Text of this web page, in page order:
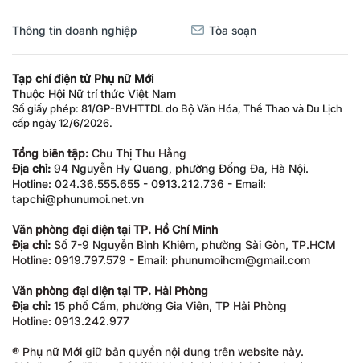
Thông tin doanh nghiệp Tòa soạn
Tạp chí điện tử Phụ nữ Mới
Thuộc Hội Nữ trí thức Việt Nam
Số giấy phép: 81/GP-BVHTTDL do Bộ Văn Hóa, Thể Thao và Du Lịch
cấp ngày 12/6/2026.
Tổng biên tập: Chu Thị Thu Hằng
Địa chỉ: 94 Nguyễn Hy Quang, phường Đống Đa, Hà Nội.
Hotline: 024.36.555.655 - 0913.212.736 - Email:
tapchi@phunumoi.net.vn
Văn phòng đại diện tại TP. Hồ Chí Minh
Địa chỉ: Số 7-9 Nguyễn Bỉnh Khiêm, phường Sài Gòn, TP.HCM
Hotline: 0919.797.579 - Email: phunumoihcm@gmail.com
Văn phòng đại diện tại TP. Hải Phòng
Địa chỉ: 15 phố Cấm, phường Gia Viên, TP Hải Phòng
Hotline: 0913.242.977
® Phụ nữ Mới giữ bản quyền nội dung trên website này.